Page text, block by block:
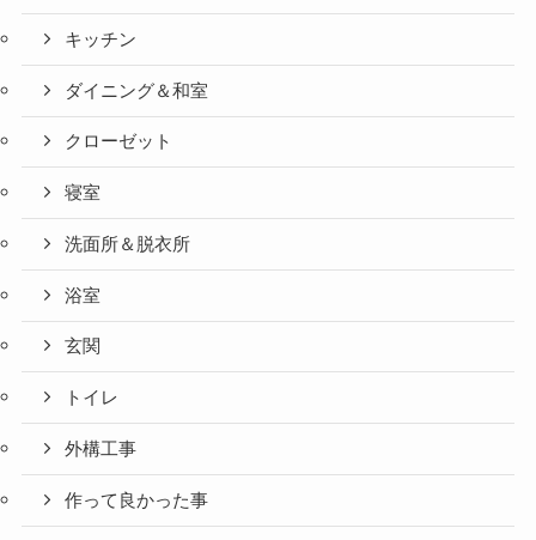
キッチン
ダイニング＆和室
クローゼット
寝室
洗面所＆脱衣所
浴室
玄関
トイレ
外構工事
作って良かった事